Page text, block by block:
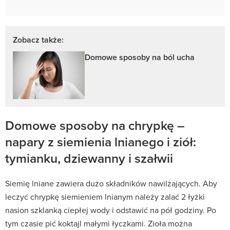
Zobacz także:
Domowe sposoby na ból ucha
Domowe sposoby na chrypkę –
napary z siemienia lnianego i ziół:
tymianku, dziewanny i szałwii
Siemię lniane zawiera dużo składników nawilżających. Aby
leczyć chrypkę siemieniem lnianym należy zalać 2 łyżki
nasion szklanką ciepłej wody i odstawić na pół godziny. Po
tym czasie pić koktajl małymi łyczkami. Zioła można